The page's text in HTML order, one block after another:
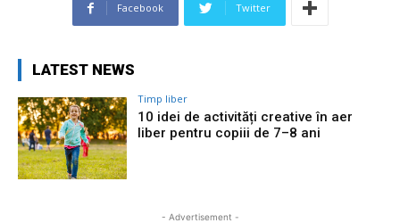
Facebook Twitter
LATEST NEWS
Timp liber
10 idei de activități creative în aer
liber pentru copiii de 7–8 ani
- Advertisement -